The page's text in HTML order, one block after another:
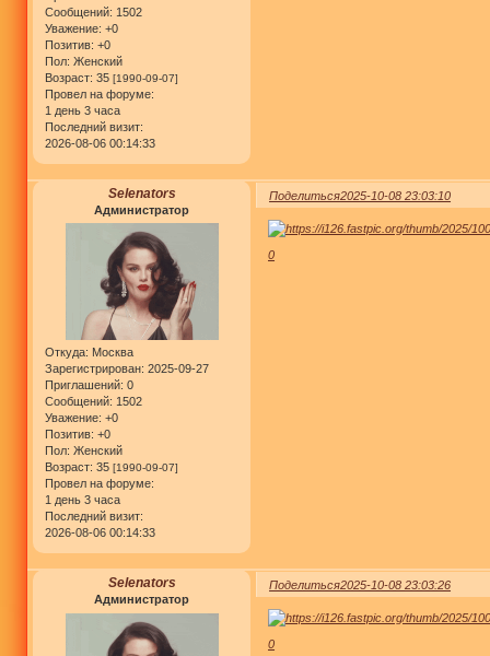
Сообщений: 1502
Уважение: +0
Позитив: +0
Пол: Женский
Возраст: 35 [1990-09-07]
Провел на форуме:
1 день 3 часа
Последний визит:
2026-08-06 00:14:33
Поделиться2025-10-08 23:03:10
Selenators
Администратор
Откуда: Москва
Зарегистрирован: 2025-09-27
Приглашений: 0
Сообщений: 1502
Уважение: +0
Позитив: +0
Пол: Женский
Возраст: 35 [1990-09-07]
Провел на форуме:
1 день 3 часа
Последний визит:
2026-08-06 00:14:33
0
Поделиться2025-10-08 23:03:26
Selenators
Администратор
0